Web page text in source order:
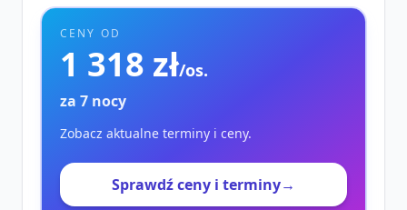
CENY OD
1 318 zł/os.
za 7 nocy
Zobacz aktualne terminy i ceny.
Sprawdź ceny i terminy→